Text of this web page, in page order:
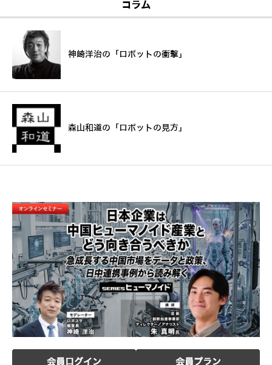
コラム
神崎洋治の「ロボットの衝撃」
森山和道の「ロボットの見方」
会員ログイン 会員プラン